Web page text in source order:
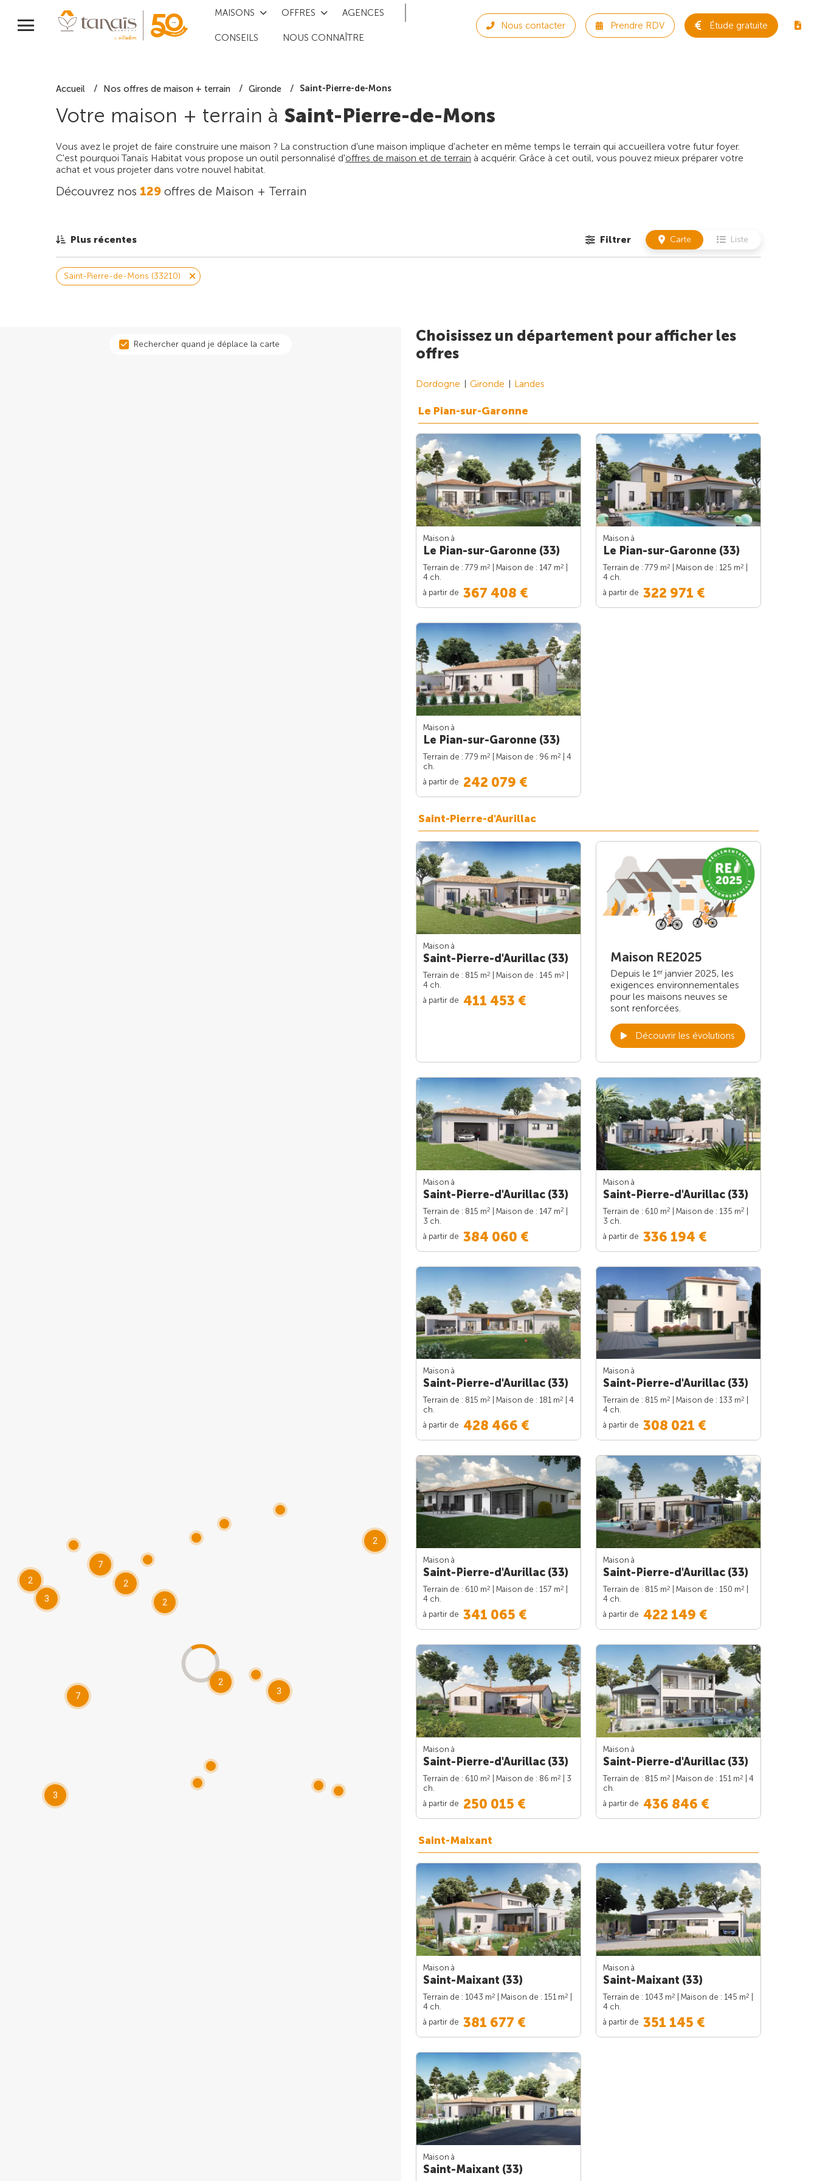
MAISONS OFFRES AGENCES
CONSEILS NOUS CONNAÎTRE
Nous contacter Prendre RDV Étude gratuite
Accueil Nos offres de maison + terrain Gironde Saint-Pierre-de-Mons
Votre maison + terrain à Saint-Pierre-de-Mons
Vous avez le projet de faire construire une maison ? La construction d'une maison implique d'acheter en même temps le terrain qui accueillera votre futur foyer.
C'est pourquoi Tanaïs Habitat vous propose un outil personnalisé d'offres de maison et de terrain à acquérir. Grâce à cet outil, vous pouvez mieux préparer votre
achat et vous projeter dans votre nouvel habitat.
Découvrez nos 129 offres de Maison + Terrain
Plus récentes Filtrer Carte Liste
Saint-Pierre-de-Mons (33210)
7
2
7
2
2
3
3
2
3
2
Rechercher quand je déplace la carte
Choisissez un département pour afficher les
offres
Dordogne Gironde Landes
Le Pian-sur-Garonne
Maison à
Le Pian-sur-Garonne (33)
Terrain de : 779 m2 | Maison de : 147 m2
4 ch.
à partir de 367 408 €
Maison à
Le Pian-sur-Garonne (33)
Terrain de : 779 m2 | Maison de : 125 m2
4 ch.
à partir de 322 971 €
Maison à
Le Pian-sur-Garonne (33)
Terrain de : 779 m2 | Maison de : 96 m2
| 4
ch.
à partir de 242 079 €
Saint-Pierre-d'Aurillac
Maison à
Saint-Pierre-d'Aurillac (33)
Terrain de : 815 m2 | Maison de : 145 m2
4 ch.
à partir de 411 453 €
Maison RE2025
Depuis le 1 er janvier 2025, les
exigences environnementales
pour les maisons neuves se
sont renforcées.
Découvrir les évolutions
Maison à
Saint-Pierre-d'Aurillac (33)
Terrain de : 815 m2 | Maison de : 147 m2
3 ch.
à partir de 384 060 €
Maison à
Saint-Pierre-d'Aurillac (33)
Terrain de : 610 m2 | Maison de : 135 m2
3 ch.
à partir de 336 194 €
Maison à
Saint-Pierre-d'Aurillac (33)
Terrain de : 815 m2 | Maison de : 181 m2
| 4
ch.
à partir de 428 466 €
Maison à
Saint-Pierre-d'Aurillac (33)
Terrain de : 815 m2 | Maison de : 133 m2
4 ch.
à partir de 308 021 €
Maison à
Saint-Pierre-d'Aurillac (33)
Terrain de : 610 m2 | Maison de : 157 m2
4 ch.
à partir de 341 065 €
Maison à
Saint-Pierre-d'Aurillac (33)
Terrain de : 815 m2 | Maison de : 150 m2
4 ch.
à partir de 422 149 €
Maison à
Saint-Pierre-d'Aurillac (33)
Terrain de : 610 m2 | Maison de : 86 m2
| 3
ch.
à partir de 250 015 €
Maison à
Saint-Pierre-d'Aurillac (33)
Terrain de : 815 m2 | Maison de : 151 m2
| 4
ch.
à partir de 436 846 €
Saint-Maixant
Maison à
Saint-Maixant (33)
Terrain de : 1043 m2 | Maison de : 151 m2
4 ch.
à partir de 381 677 €
Maison à
Saint-Maixant (33)
Terrain de : 1043 m2 | Maison de : 145 m2
4 ch.
à partir de 351 145 €
Maison à
Saint-Maixant (33)